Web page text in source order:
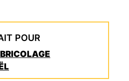
POUR
BRICOLAGE